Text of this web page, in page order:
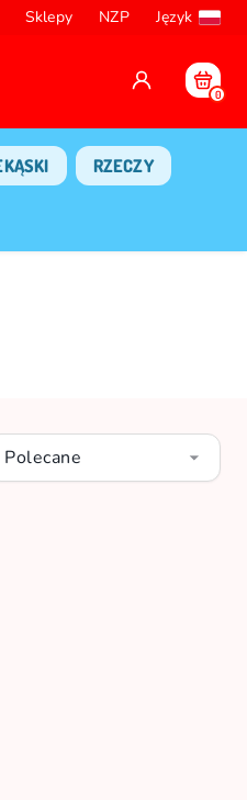
Sklepy NZP Język
0
RZECZY
Polecane